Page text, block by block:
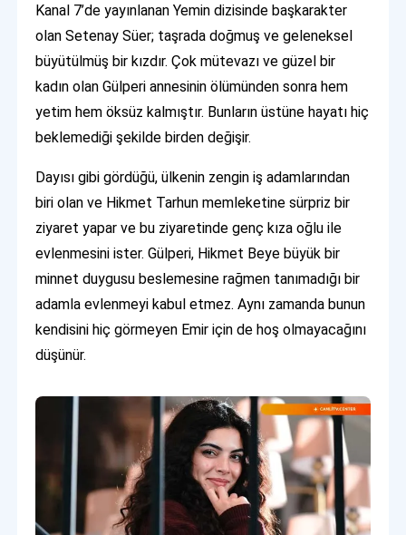
Kanal 7’de yayınlanan Yemin dizisinde başkarakter
olan Setenay Süer; taşrada doğmuş ve geleneksel
büyütülmüş bir kızdır. Çok mütevazı ve güzel bir
kadın olan Gülperi annesinin ölümünden sonra hem
yetim hem öksüz kalmıştır. Bunların üstüne hayatı hiç
beklemediği şekilde birden değişir.
Dayısı gibi gördüğü, ülkenin zengin iş adamlarından
biri olan ve Hikmet Tarhun memleketine sürpriz bir
ziyaret yapar ve bu ziyaretinde genç kıza oğlu ile
evlenmesini ister. Gülperi, Hikmet Beye büyük bir
minnet duygusu beslemesine rağmen tanımadığı bir
adamla evlenmeyi kabul etmez. Aynı zamanda bunun
kendisini hiç görmeyen Emir için de hoş olmayacağını
düşünür.